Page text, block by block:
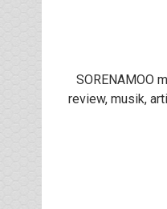
SORENAMOO
review, musik,